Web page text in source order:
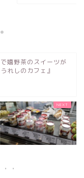
嬉野茶のスイーツが
れしのカフェ』